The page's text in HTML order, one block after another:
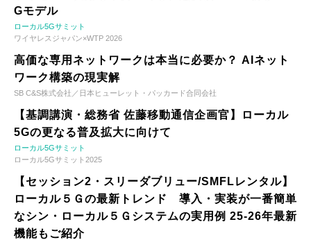
Gモデル
ローカル5Gサミット
ワイヤレスジャパン×WTP 2026
高価な専用ネットワークは本当に必要か？ AIネット
ワーク構築の現実解
SB C&S株式会社／日本ヒューレット・パッカード合同会社
【基調講演・総務省 佐藤移動通信企画官】ローカル
5Gの更なる普及拡大に向けて
ローカル5Gサミット
ローカル5Gサミット2025
【セッション2・スリーダブリュー/SMFLレンタル】
ローカル５Ｇの最新トレンド 導入・実装が一番簡単
なシン・ローカル５Ｇシステムの実用例 25-26年最新
機能もご紹介